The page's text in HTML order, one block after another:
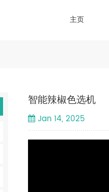
主页
智能辣椒色选机
Jan 14, 2025